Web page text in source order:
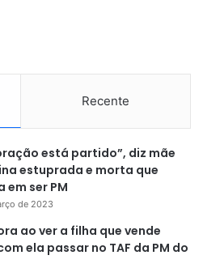
Recente
está partido”, diz mãe
estuprada e morta que
em ser PM
de 2023
ao ver a filha que vende
ela passar no TAF da PM do